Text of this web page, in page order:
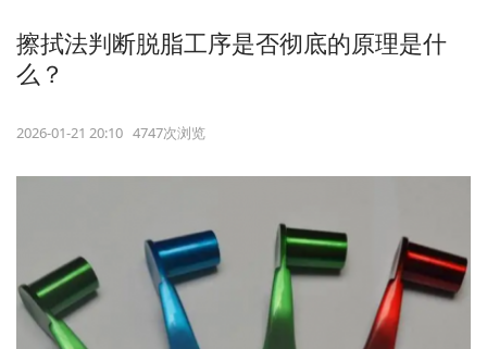
擦拭法判断脱脂工序是否彻底的原理是什
么？
2026-01-21 20:10 4747次浏览